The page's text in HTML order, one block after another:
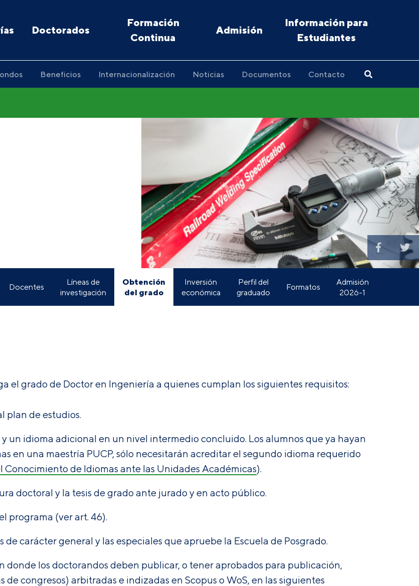
Doctorados
Formación
Continua
Admisión
Información para
Estudiantes
Beneficios Internacionalización Noticias Documentos Contacto
Docentes
Líneas de
investigación
Obtención
del grado
Inversión
económica
Perfil del
graduado
Formatos
Admisión
2026-1
el grado de Doctor en Ingeniería a quienes cumplan los siguientes requisitos:
plan de estudios.
un idioma adicional en un nivel intermedio concluido. Los alumnos que ya hayan
en una maestría PUCP, sólo necesitarán acreditar el segundo idioma requerido
de Idiomas ante las Unidades Académicas).
doctoral y la tesis de grado ante jurado y en acto público.
programa (ver art. 46).
carácter general y las especiales que apruebe la Escuela de Posgrado.
donde los doctorandos deben publicar, o tener aprobados para publicación,
congresos) arbitradas e indizadas en Scopus o WoS, en las siguientes